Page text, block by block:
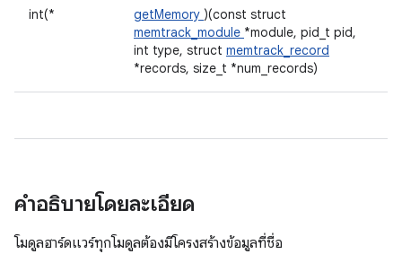
int(* getMemory )(const struct
memtrack_module *module, pid_t pid,
int type, struct memtrack_record
*records, size_t *num_records)
คำอธิบายโดยละเอียด
โมดูลฮาร์ดแวร์ทุกโมดูลต้องมีโครงสร้างข้อมูลที่ชื่อ